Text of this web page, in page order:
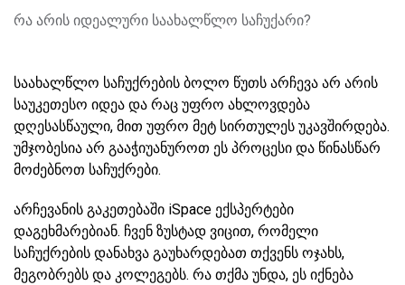
რა არის იდეალური საახალწლო საჩუქარი?
საახალწლო საჩუქრების ბოლო წუთს არჩევა არ არის
საუკეთესო იდეა და რაც უფრო ახლოვდება
დღესასწაული, მით უფრო მეტ სირთულეს უკავშირდება.
უმჯობესია არ გააჭიუანუროთ ეს პროცესი და წინასწარ
მოძებნოთ საჩუქრები.
არჩევანის გაკეთებაში iSpace ექსპერტები
დაგეხმარებიან. ჩვენ ზუსტად ვიცით, რომელი
საჩუქრების დანახვა გაუხარდებათ თქვენს ოჯახს,
მეგობრებს და კოლეგებს. რა თქმა უნდა, ეს იქნება